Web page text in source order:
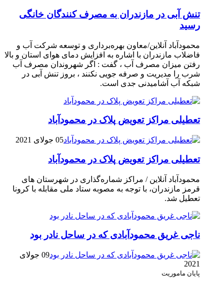
تنش آبی در مازندران به مصرف كنندگان خانگی
رسيد
محمودآباد آنلاین/معاون بهره‌برداری و توسعه شرکت آب و
فاضلاب مازندران با اشاره به افزایش دمای هوای استان و بالا
رفتن میزان مصرف آب ، گفت : اگر شهروندان مصرف آب
شرب را مدیریت و صرفه جویی نکنند ، بروز تنش آبی در
شبکه آب آشامیدنی جدی است.
تعطیلی مراکز تعویض پلاک در محمودآباد
05 جولای 2021
تعطیلی مراکز تعویض پلاک در محمودآباد
محمودآباد آنلاین / مراکز شماره‌گذاری در شهر‌ستان های
قرمز مازندران، با توجه به مصوبه ستاد ملی مقابله با کرونا
تعطیل شد.
ناجی غریق محمودآبادی که در ساحل نادر بود
09 جولای
2021
پایان ماموریت